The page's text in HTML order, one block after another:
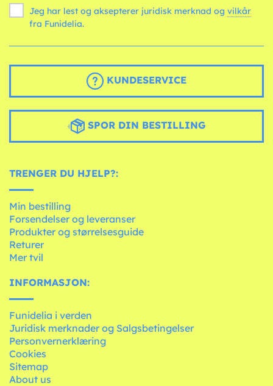
Jeg har lest og aksepterer juridisk merknad og vilkår
fra Funidelia.
KUNDESERVICE
SPOR DIN BESTILLING
TRENGER DU HJELP?:
Min bestilling
Forsendelser og leveranser
Produkter og størrelsesguide
Returer
Mer tvil
INFORMASJON:
Funidelia i verden
Juridisk merknader og Salgsbetingelser
Personvernerklæring
Cookies
Sitemap
About us